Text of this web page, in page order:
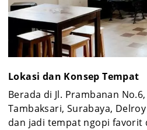
Lokasi dan Konsep Tempat
Berada di Jl. Prambanan
Tambaksari, Surabaya,
dan jadi tempat ngopi favorit